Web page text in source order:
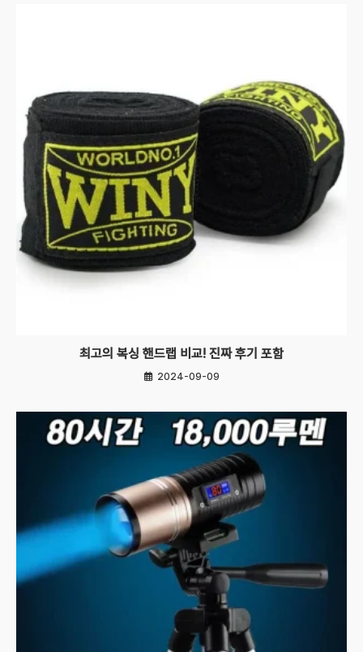
최고의 복싱 핸드랩 비교! 진짜 후기 포함
2024-09-09